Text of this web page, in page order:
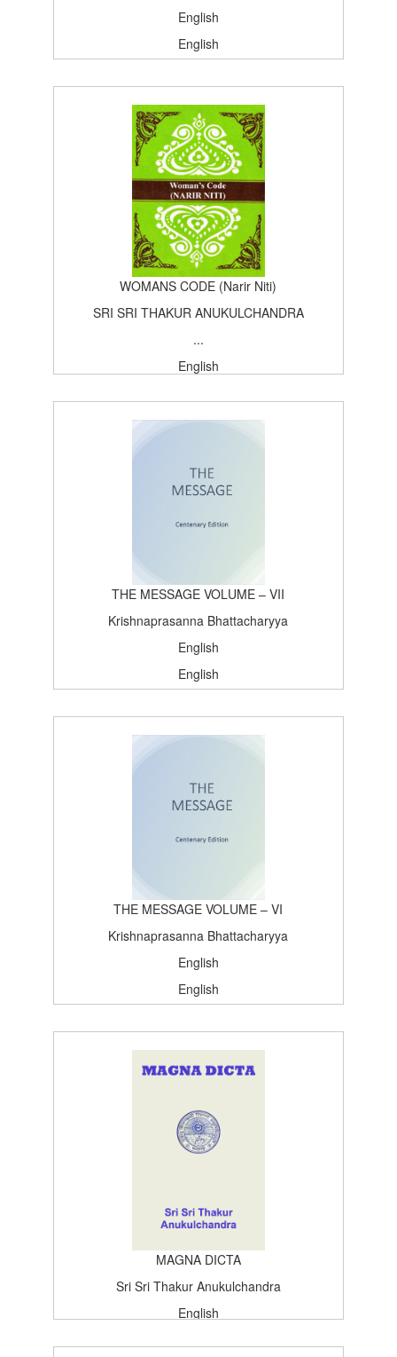
English
English
1965-01-03T15:26:37Z
BOOK_TOPICS
100
WOMANS CODE (Narir Niti)
SRI SRI THAKUR ANUKULCHANDRA
...
English
SATSANG PUBLISHING HOUSE
1935-02-13T15:26:37Z
BOOK
5
THE MESSAGE VOLUME – VII
Krishnaprasanna Bhattacharyya
English
English
1964-10-22T15:26:37Z
BOOK_TOPICS
100
THE MESSAGE VOLUME – VI
Krishnaprasanna Bhattacharyya
English
English
1965-02-26T15:26:37Z
100
MAGNA DICTA
Sri Sri Thakur Anukulchandra
English